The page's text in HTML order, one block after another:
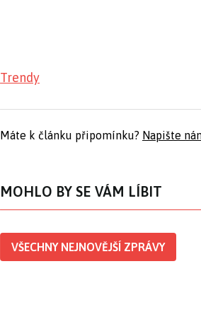
Trendy
Máte k článku připomínku? Napište
MOHLO BY SE VÁM LÍBIT
VŠECHNY NEJNOVĚJŠÍ ZPRÁVY